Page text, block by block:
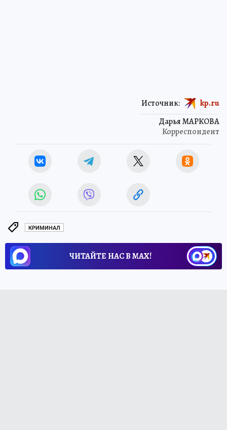
Дарья МАРКОВА
Корреспондент
Источник: kp.ru
КРИМИНАЛ
ЧИТАЙТЕ НАС В МАХ!